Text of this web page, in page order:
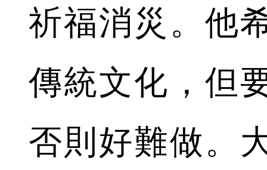
祈福消災。他
傳統文化，但
否則好難做。